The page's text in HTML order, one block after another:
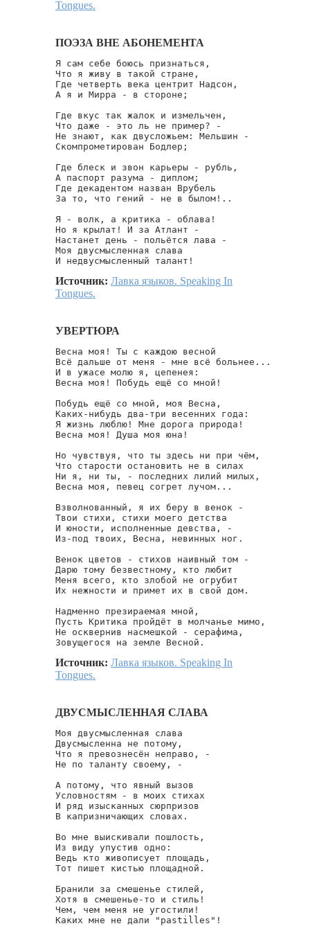
Tongues.
ПОЭЗА ВНЕ АБОНЕМЕНТА
Я сам себе боюсь признаться,
Что я живу в такой стране,
Где четверть века центрит Надсон,
А я и Мирра - в стороне;
Где вкус так жалок и измельчен,
Что даже - это ль не пример? -
Не знают, как двусложьем: Мельшин -
Скомпрометирован Бодлер;
Где блеск и звон карьеры - рубль,
А паспорт разума - диплом;
Где декадентом назван Врубель
За то, что гений - не в былом!..
Я - волк, а критика - облава!
Но я крылат! И за Атлант -
Настанет день - польётся лава -
Моя двусмысленная слава
И недвусмысленный талант!
Источник: Лавка языков. Speaking In
Tongues.
УВЕРТЮРА
Весна моя! Ты с каждою весной
Всё дальше от меня - мне всё больнее...
И в ужасе молю я, цепенея:
Весна моя! Побудь ещё со мной!
Побудь ещё со мной, моя Весна,
Каких-нибудь два-три весенних года:
Я жизнь люблю! Мне дорога природа!
Весна моя! Душа моя юна!
Но чувствуя, что ты здесь ни при чём,
Что старости остановить не в силах
Ни я, ни ты, - последних лилий милых,
Весна моя, певец согрет лучом...
Взволнованный, я их беру в венок -
Твои стихи, стихи моего детства
И юности, исполненные девства, -
Из-под твоих, Весна, невинных ног.
Венок цветов - стихов наивный том -
Дарю тому безвестному, кто любит
Меня всего, кто злобой не огрубит
Их нежности и примет их в свой дом.
Надменно презираемая мной,
Пусть Критика пройдёт в молчанье мимо,
Не осквернив насмешкой - серафима,
Зовущегося на земле Весной.
Источник: Лавка языков. Speaking In
Tongues.
ДВУСМЫСЛЕННАЯ СЛАВА
Моя двусмысленная слава
Двусмысленна не потому,
Что я превознесён неправо, -
Не по таланту своему, -
А потому, что явный вызов
Условностям - в моих стихах
И ряд изысканных сюрпризов
В капризничающих словах.
Во мне выискивали пошлость,
Из виду упустив одно:
Ведь кто живописует площадь,
Тот пишет кистью площадной.
Бранили за смешенье стилей,
Хотя в смешенье-то и стиль!
Чем, чем меня не угостили!
Каких мне не дали "pastilles"!